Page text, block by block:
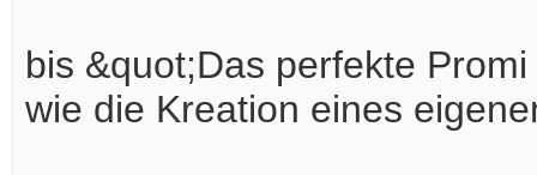
bis &quot;Das perfekte
wie die Kreation eines